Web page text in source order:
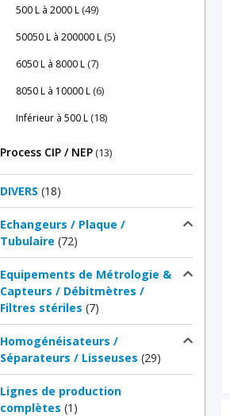
500 L à 2000 L(49)
50050 L à 200000 L(5)
6050 L à 8000 L(7)
8050 L à 10000 L(6)
Inférieur à 500 L(18)
Process CIP / NEP(13)
DIVERS (18)
Echangeurs / Plaque /
Tubulaire (72)
Equipements de Métrologie &
Capteurs / Débitmètres /
Filtres stériles (7)
Homogénéisateurs /
Séparateurs / Lisseuses (29)
Lignes de production
complètes (1)